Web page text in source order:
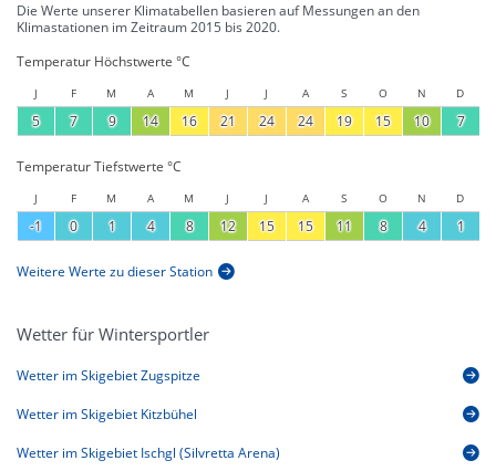
Die Werte unserer Klimatabellen basieren auf Messungen an den
Klimastationen im Zeitraum 2015 bis 2020.
Temperatur Höchstwerte °C
J F M A M J J A S O N D
5 7 9 14 16 21 24 24 19 15 10 7
Temperatur Tiefstwerte °C
J F M A M J J A S O N D
-1 0 1 4 8 12 15 15 11 8 4 1
Weitere Werte zu dieser Station
Wetter für Wintersportler
Wetter im Skigebiet Zugspitze
Wetter im Skigebiet Kitzbühel
Wetter im Skigebiet Ischgl (Silvretta Arena)